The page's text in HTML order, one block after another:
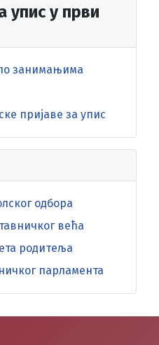
упис у први
занимањима
пријаве за упис
одбора
већа
родитеља
парламента